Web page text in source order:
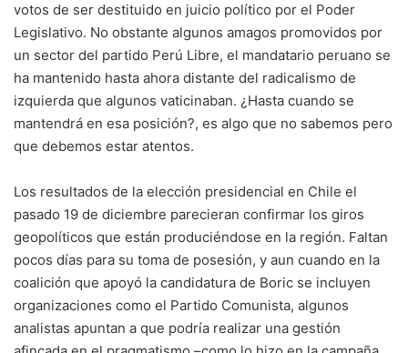
votos de ser destituido en juicio político por el Poder
Legislativo. No obstante algunos amagos promovidos por
un sector del partido Perú Libre, el mandatario peruano se
ha mantenido hasta ahora distante del radicalismo de
izquierda que algunos vaticinaban. ¿Hasta cuando se
mantendrá en esa posición?, es algo que no sabemos pero
que debemos estar atentos.
Los resultados de la elección presidencial en Chile el
pasado 19 de diciembre parecieran confirmar los giros
geopolíticos que están produciéndose en la región. Faltan
pocos días para su toma de posesión, y aun cuando en la
coalición que apoyó la candidatura de Boric se incluyen
organizaciones como el Partido Comunista, algunos
analistas apuntan a que podría realizar una gestión